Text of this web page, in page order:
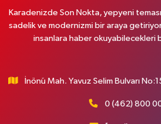
Karadenizde Son Nokta, yepyeni
sadelik ve modernizmi bir araya
insanlara haber okuyabilecekleri
İnönü Mah. Yavuz Selim Bulvarı
0 (462) 800